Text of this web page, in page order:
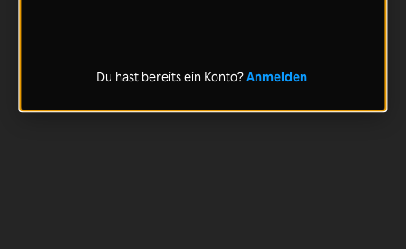
Du hast bereits ein Konto?Anmelden